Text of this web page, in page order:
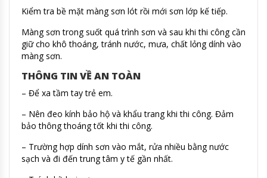
Kiểm tra bề mặt màng sơn lót rồi mới sơn lớp kế tiếp.
Màng sơn trong suốt quá trình sơn và sau khi thi công cần
giữ cho khô thoáng, tránh nước, mưa, chất lỏng dính vào
màng sơn.
THÔNG TIN VỀ AN TOÀN
– Để xa tầm tay trẻ em.
– Nên đeo kính bảo hộ và khẩu trang khi thi công. Đảm
bảo thông thoáng tốt khi thi công.
– Trường hợp dính sơn vào mắt, rửa nhiều bằng nước
sạch và đi đến trung tâm y tế gần nhất.